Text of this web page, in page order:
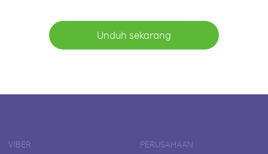
Unduh sekarang
VIBER PERUSAHAAN